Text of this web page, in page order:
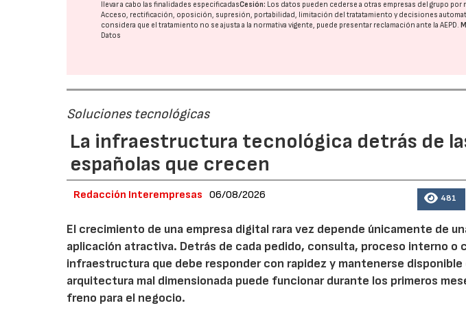
llevar a cabo las finalidades especificadasCesión: Los datos pueden cederse a otras empresas del grupo por
Acceso, rectificación, oposición, supresión, portabilidad, limitación del tratatamiento y decisiones
considera que el tratamiento no se ajusta a la normativa vigente, puede presentar reclamación ante laAEPD.
Datos
Soluciones tecnológicas
La infraestructura tecnológica detrás de
españolas que crecen
Redacción Interempresas 06/08/2026 481
El crecimiento de una empresa digital rara vez depende únicamente de
aplicación atractiva. Detrás de cada pedido, consulta, proceso interno o
infraestructura que debe responder con rapidez y mantenerse disponible
arquitectura mal dimensionada puede funcionar durante los primeros
freno para el negocio.